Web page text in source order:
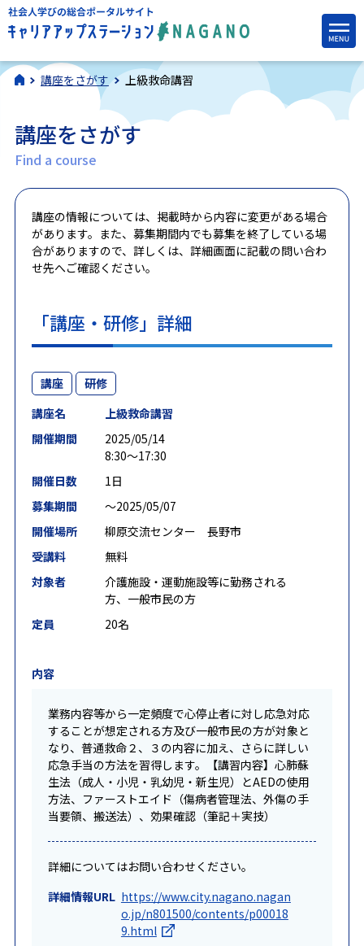
講座をさがす 上級救命講習
講座をさがす
Find a course
講座の情報については、掲載時から内容に変更がある場合
があります。また、募集期間内でも募集を終了している場
合がありますので、詳しくは、詳細画面に記載の問い合わ
せ先へご確認ください。
「講座・研修」詳細
講座
研修
講座名
上級救命講習
開催期間
2025/05/14
8:30～17:30
開催日数
1日
募集期間
〜2025/05/07
開催場所
柳原交流センター 長野市
受講料
無料
対象者
介護施設・運動施設等に勤務される
方、一般市民の方
定員
20名
内容
業務内容等から一定頻度で心停止者に対し応急対応
することが想定される方及び一般市民の方が対象と
なり、普通救命２、３の内容に加え、さらに詳しい
応急手当の方法を習得します。【講習内容】心肺蘇
生法（成人・小児・乳幼児・新生児）とAEDの使用
方法、ファーストエイド（傷病者管理法、外傷の手
当要領、搬送法）、効果確認（筆記＋実技）
詳細についてはお問い合わせください。
詳細情報URL https://www.city.nagano.nagan
o.jp/n801500/contents/p00018
9.html